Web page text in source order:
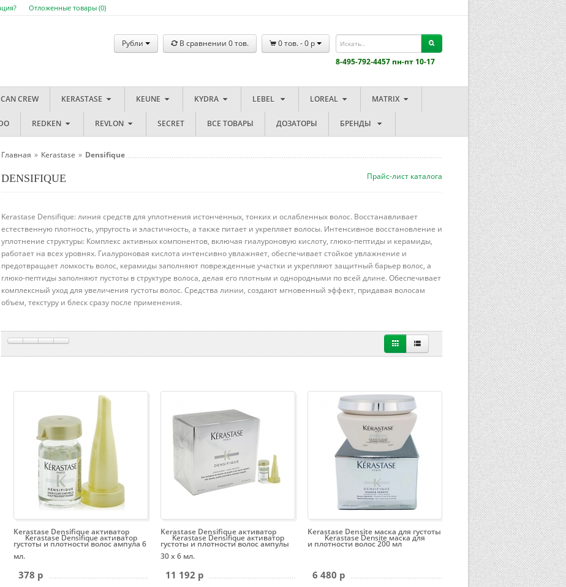
Отложенные товары (0)
8-495-792-4457 пн-пт 10-17
Рубли В сравнении 0тов. 0тов. -0 p
CREW KERASTASE KEUNE KYDRA LEBEL LOREAL MATRIX
REDKEN REVLON SECRET ВСЕ ТОВАРЫ ДОЗАТОРЫ БРЕНДЫ
Главная » Kerastase » Densifique
Прайс-лист каталога
DENSIFIQUE
Kerastase Densifique: линия средств для уплотнения истонченных, тонких и ослабленных волос. Восстанавливает
естественную плотность, упругость и эластичность, а также питает и укрепляет волосы. Интенсивное восстановление и
уплотнение структуры: Комплекс активных компонентов, включая гиалуроновую кислоту, глюко-пептиды и керамиды,
работает на всех уровнях. Гиалуроновая кислота интенсивно увлажняет, обеспечивает стойкое увлажнение и
предотвращает ломкость волос, керамиды заполняют поврежденные участки и укрепляют защитный барьер волос, а
глюко-пептиды заполняют пустоты в структуре волоса, делая его плотным и однородными по всей длине. Обеспечивает
комплексный уход для увеличения густоты волос. Средства линии, создают мгновенный эффект, придавая волосам
объем, текстуру и блеск сразу после применения.
Kerastase Densifique активатор
Kerastase Densifique активатор
густоты и плотности волос ампула 6
мл.
378 p
Kerastase Densifique активатор
Kerastase Densifique активатор
густоты и плотности волос ампулы
30 х 6 мл.
11 192 p
Kerastase Densite маска для
Kerastase Densite маска для густоты
и плотности волос 200 мл
6 480 p